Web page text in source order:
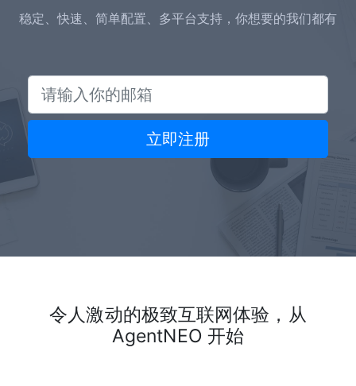
稳定、快速、简单配置、多平台支持，你想要的我们都有
令人激动的极致互联网体验，从
AgentNEO 开始